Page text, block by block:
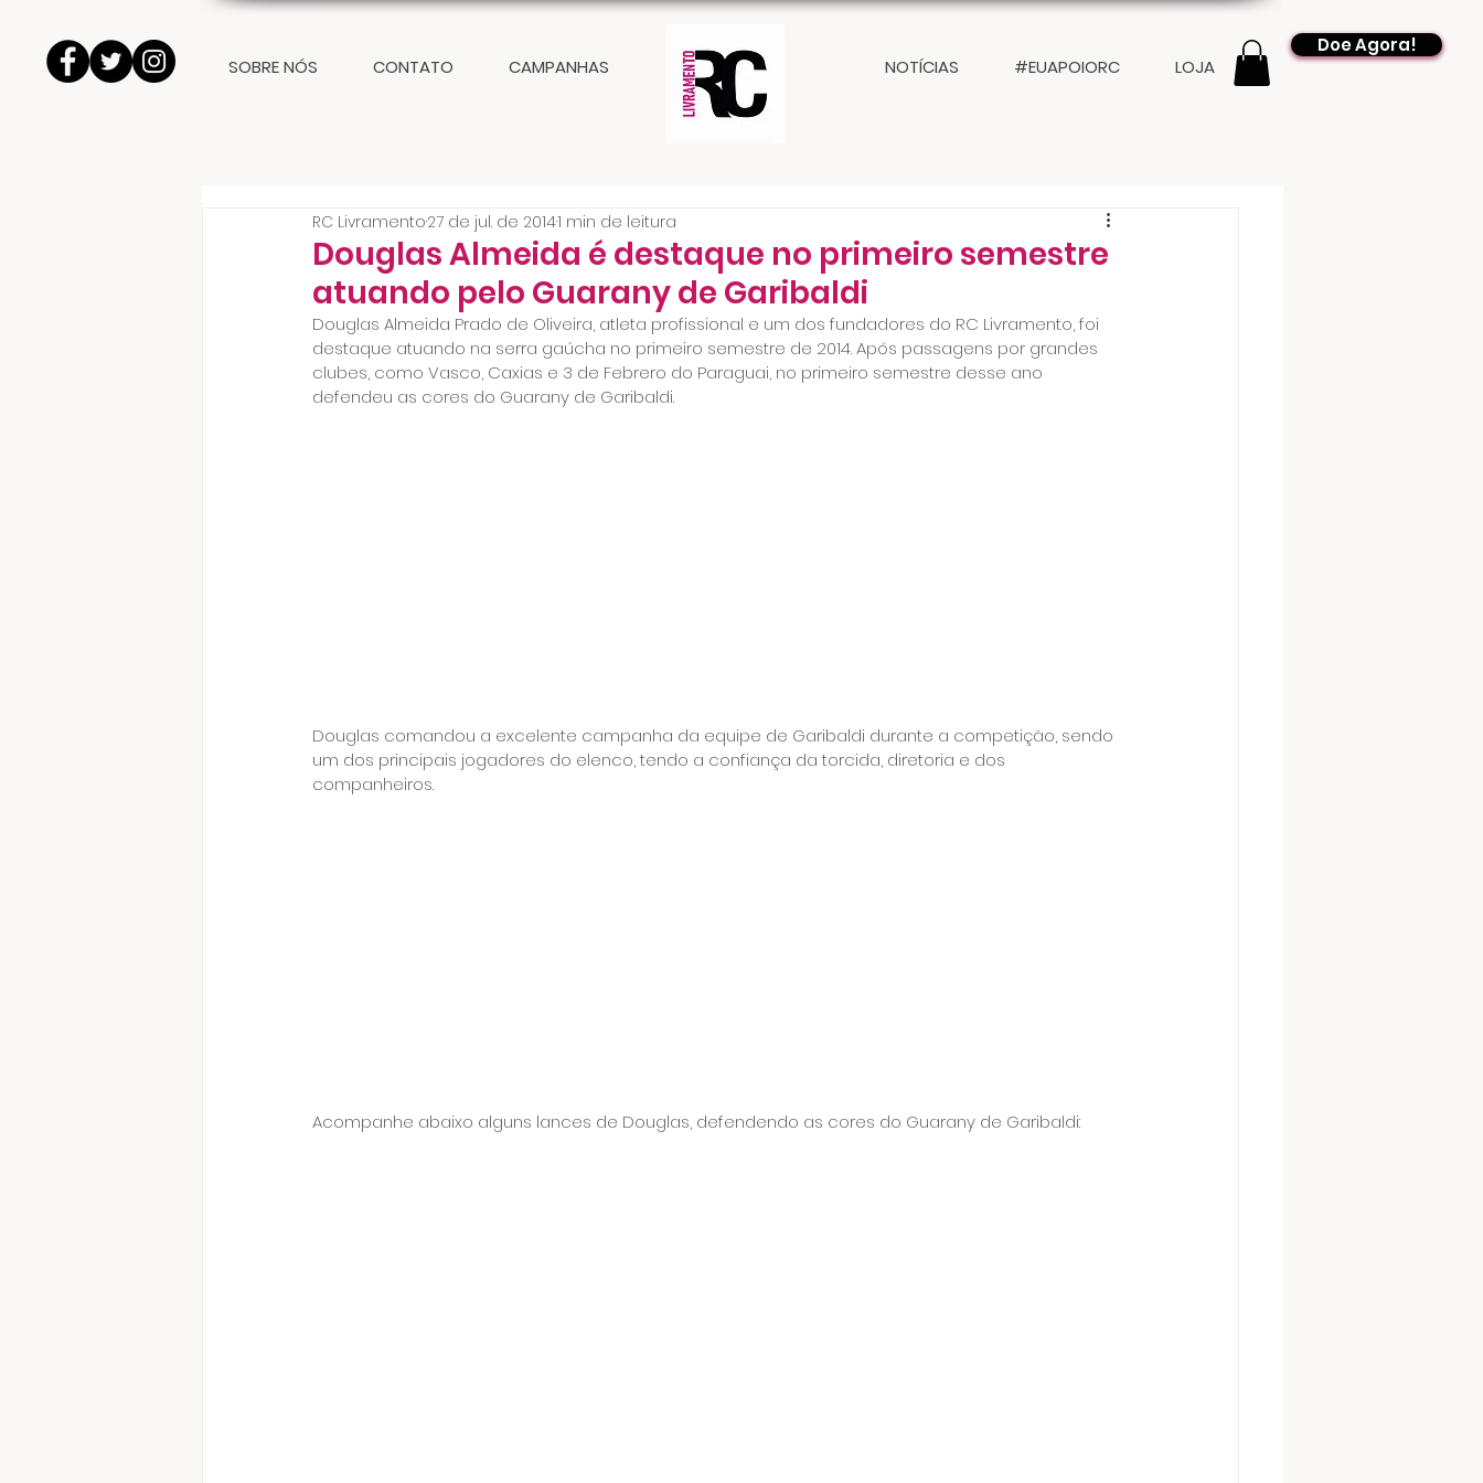
SOBRE NÓS CONTATO CAMPANHAS NOTÍCIAS #EUAPOIORC LOJA
Doe Agora!
Douglas Almeida é destaque no primeiro semestre
atuando pelo Guarany de Garibaldi
RC Livramento27 de jul. de 20141 min de leitura
Douglas Almeida Prado de Oliveira, atleta profissional e um dos fundadores do RC Livramento, foi
destaque atuando na serra gaúcha no primeiro semestre de 2014. Após passagens por grandes
clubes, como Vasco, Caxias e 3 de Febrero do Paraguai, no primeiro semestre desse ano
defendeu as cores do Guarany de Garibaldi.
Douglas comandou a excelente campanha da equipe de Garibaldi durante a competição, sendo
um dos principais jogadores do elenco, tendo a confiança da torcida, diretoria e dos
companheiros.
Acompanhe abaixo alguns lances de Douglas, defendendo as cores do Guarany de Garibaldi: